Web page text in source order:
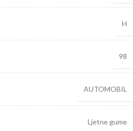
H
98
AUTOMOBIL
Ljetne gume